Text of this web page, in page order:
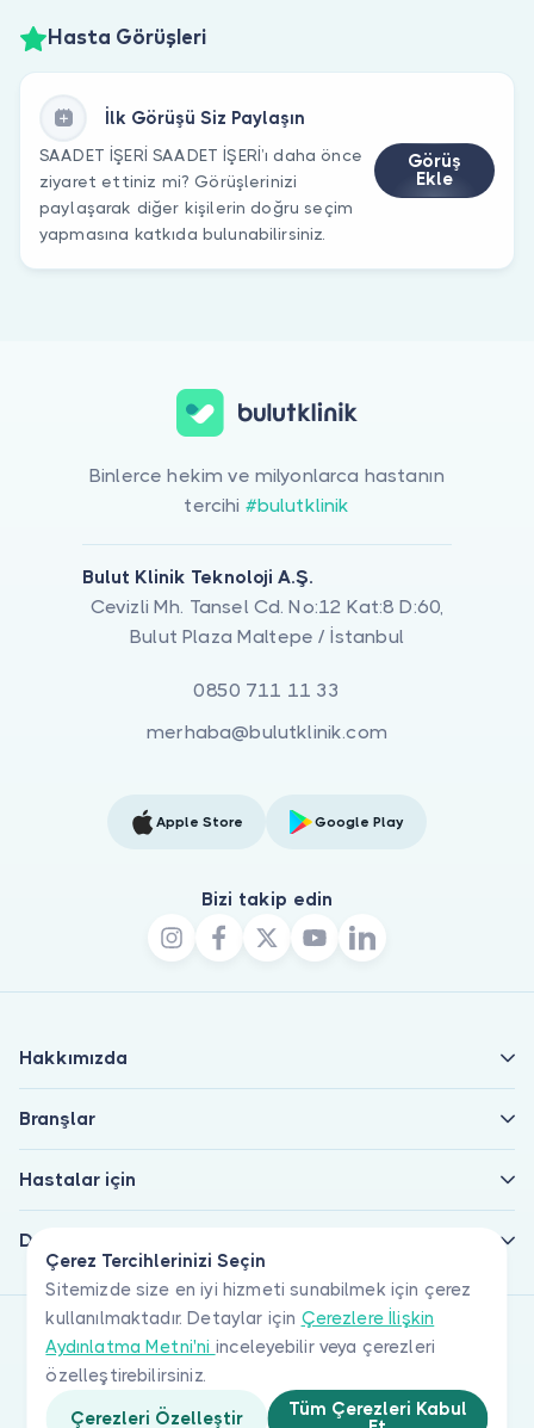
Hasta Görüşleri
İlk Görüşü Siz Paylaşın
SAADET İŞERİ SAADET İŞERİ’ı daha önce
ziyaret ettiniz mi? Görüşlerinizi
paylaşarak diğer kişilerin doğru seçim
yapmasına katkıda bulunabilirsiniz.
Görüş
Ekle
Çerez Tercihlerinizi Seçin
Sitemizde size en iyi hizmeti sunabilmek için çerez
kullanılmaktadır. Detaylar için Çerezlere İlişkin
Aydınlatma Metni'ni inceleyebilir veya çerezleri
özelleştirebilirsiniz.
Çerezleri Özelleştir
Tüm Çerezleri Kabul
Binlerce hekim ve milyonlarca hastanın
tercihi #bulutklinik
Bulut Klinik Teknoloji A.Ş.
Cevizli Mh. Tansel Cd. No:12 Kat:8 D:60,
Bulut Plaza Maltepe / İstanbul
0850 711 11 33
merhaba@bulutklinik.com
Apple Store Google Play
Bizi takip edin
Hakkımızda
Branşlar
Hastalar için
Doktorlar için